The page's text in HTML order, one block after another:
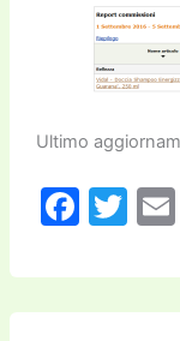
Ultimo
F
c
e
T
itt
er